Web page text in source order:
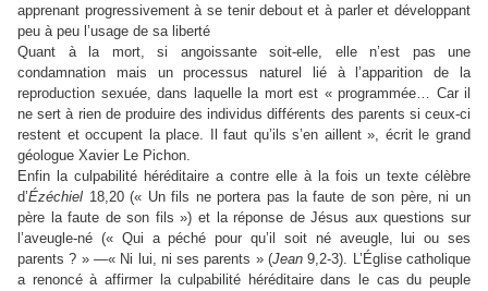
apprenant progressivement à se tenir debout et à parler et développant
peu à peu l’usage de sa liberté
Quant à la mort, si angoissante soit-elle, elle n’est pas une
condamnation mais un processus naturel lié à l’apparition de la
reproduction sexuée, dans laquelle la mort est « programmée… Car il
ne sert à rien de produire des individus différents des parents si ceux-ci
restent et occupent la place. Il faut qu’ils s’en aillent », écrit le grand
géologue Xavier Le Pichon.
Enfin la culpabilité héréditaire a contre elle à la fois un texte célèbre
d’Ézéchiel 18,20 (« Un fils ne portera pas la faute de son père, ni un
père la faute de son fils ») et la réponse de Jésus aux questions sur
l’aveugle-né (« Qui a péché pour qu’il soit né aveugle, lui ou ses
parents ? » —« Ni lui, ni ses parents » (Jean 9,2-3). L’Église catholique
a renoncé à affirmer la culpabilité héréditaire dans le cas du peuple